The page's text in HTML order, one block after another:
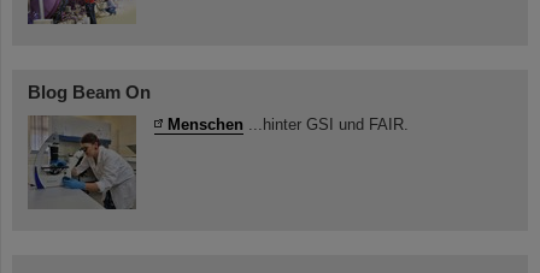
Blog Beam On
Menschen ...hinter GSI und FAIR.